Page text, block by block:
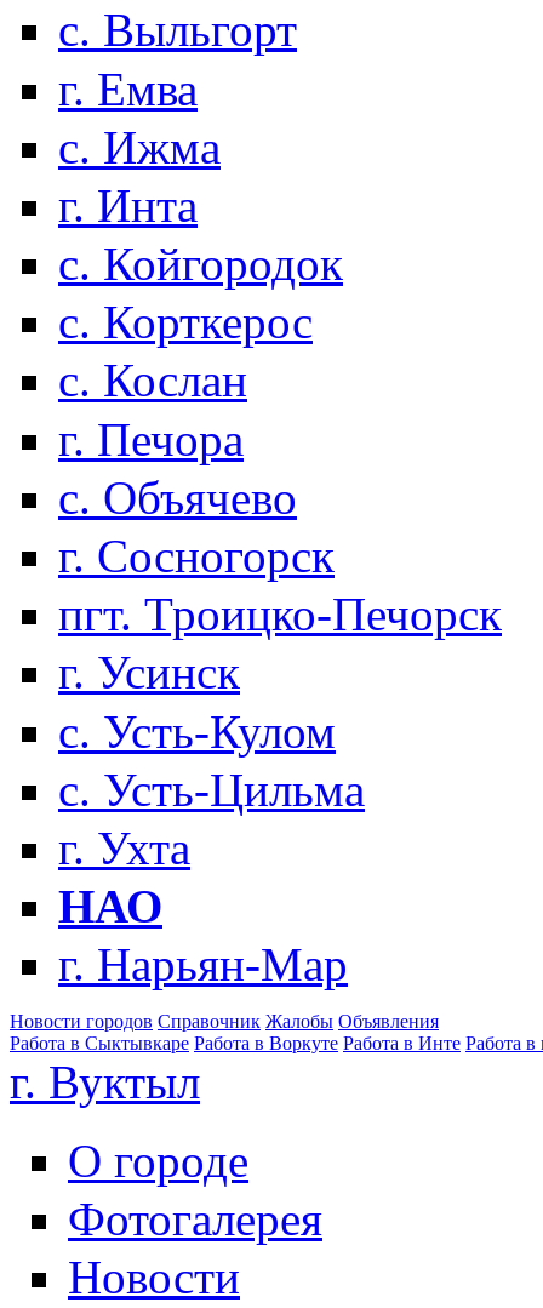
с. Выльгорт
г. Емва
с. Ижма
г. Инта
с. Койгородок
с. Корткерос
с. Кослан
г. Печора
с. Объячево
г. Сосногорск
пгт. Троицко-Печорск
г. Усинск
с. Усть-Кулом
с. Усть-Цильма
г. Ухта
НАО
г. Нарьян-Мар
Новости городов Справочник Жалобы Объявления
Работа в Сыктывкаре Работа в Воркуте Работа в Инте Работа в
г. Вуктыл
О городе
Фотогалерея
Новости